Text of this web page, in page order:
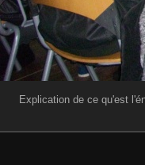
Explication de ce qu'est